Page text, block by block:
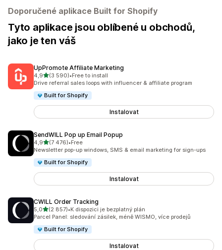
Doporučené aplikace Built for Shopify
Tyto aplikace jsou oblíbené u obchodů,
jako je ten váš
UpPromote Affiliate Marketing
4,9z 5 hvězd
(3 590)
Celkový počet recenzí: 3590
•Free to install
Drive referral sales loops with influencer & affiliate program
Built for Shopify
Instalovat
SendWILL Pop up Email Popup
4,9z 5 hvězd
(7 476)
Celkový počet recenzí: 7476
•Free
Newsletter pop-up windows, SMS & email marketing for sign-ups
Built for Shopify
Instalovat
CWILL Order Tracking
5,0z 5 hvězd
(2 857)
Celkový počet recenzí: 2857
•K dispozici je bezplatný plán
Parcel Panel: sledování zásilek, méně WISMO, více prodejů
Built for Shopify
Instalovat